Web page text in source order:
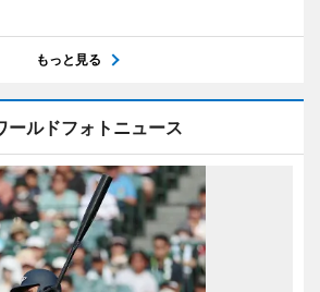
もっと見る
ールドフォトニュース